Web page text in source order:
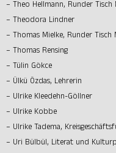
– Theo Hellmann, Runder Tisch
– Theodora Lindner
– Thomas Mielke, Runder Tisch
– Thomas Rensing
– Tülin Gökce
– Ülkü Özdas, Lehrerin
– Ulrike Kleedehn-Göllner
– Ulrike Kobbe
– Ulrike Tadema,
– Uri Bülbül, Literat und